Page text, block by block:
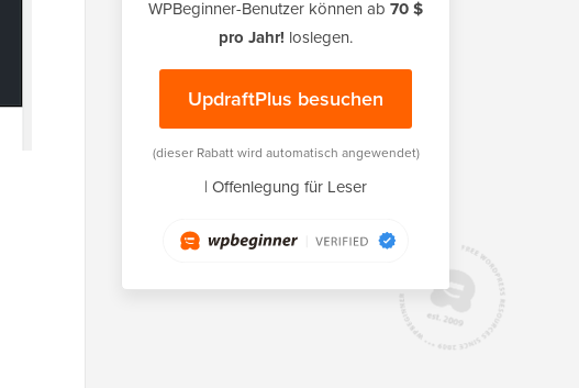
WPBeginner-Benutzer können ab 70 $
pro Jahr! loslegen.
UpdraftPlus besuchen
(dieser Rabatt wird automatisch angewendet)
| Offenlegung für Leser